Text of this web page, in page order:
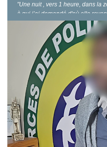
"Une nuit , vers 1 heure, dans la
à qui j’ai demandé d'où elle
s’est chamaillé. Puis, je lui ai
son refus, j’ai sorti la machette
pantalon. Une…